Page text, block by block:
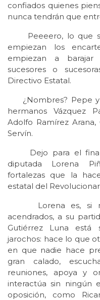
confiados quienes
nunca tendrán que
Peeeero, lo que sí
empiezan los
empiezan a
sucesores o
Directivo Estatal.
¿Nombres? Pepe y
hermanos Vázquez
Adolfo Ramírez Arana,
Servín.
Dejo para el final
diputada Lorena
fortalezas que la
estatal del
Lorena es, si
acendrados, a su
Gutiérrez Luna está
jarochos: hace lo que
en que nadie hace
gran calado,
reuniones, apoya y
interactúa sin ningún
oposición, como